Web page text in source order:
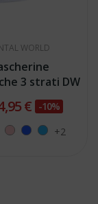
WORLD
3 strati DW
€ -10%
+2